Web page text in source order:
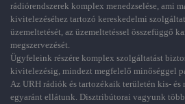
rádiórendszerek komplex menedzselése, ami
kivitelezéséhez tartozó kereskedelmi
üzemeltetését, az üzemeltetéssel összefüggő
megszervezését.
Ügyfeleink részére komplex szolgáltatást
kivitelezésig, mindezt megfelelő minőséggel
Az URH rádiók és tartozékaik területén kis-
egyaránt ellátunk. Disztribútorai vagyunk